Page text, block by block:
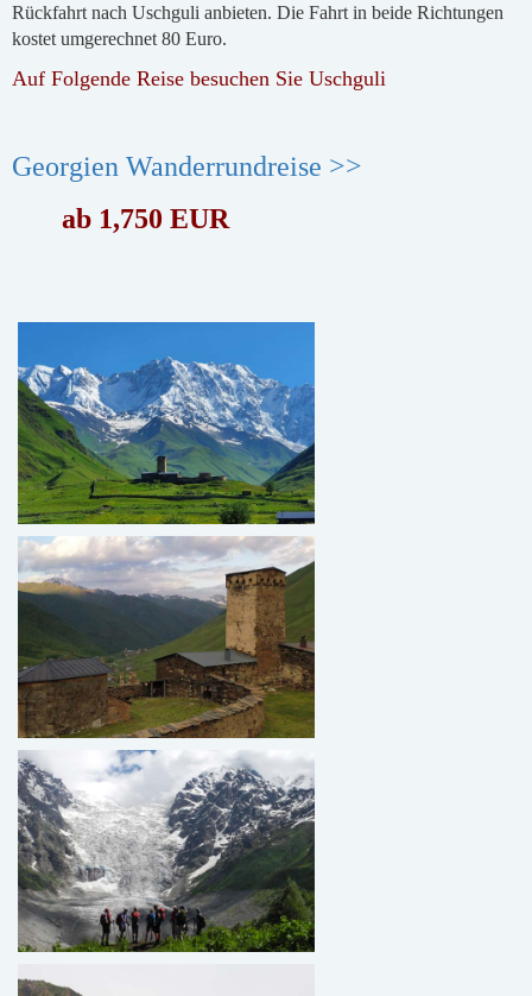
Rückfahrt nach Uschguli anbieten. Die Fahrt in beide Richtungen
kostet umgerechnet 80 Euro.
Auf Folgende Reise besuchen Sie Uschguli
Georgien Wanderrundreise >>
ab 1,750 EUR